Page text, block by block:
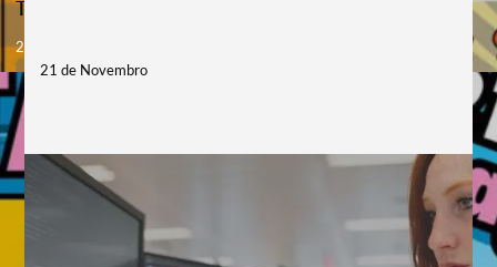
Tradicionais Festas em Mina do Bugalho
21 - 23 Aug '26
21 de Novembro